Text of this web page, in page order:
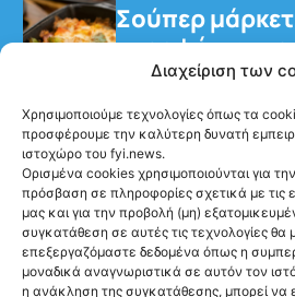
Διαχείριση των
Χρησιμοποιούμε τεχνολογίες όπως τα
προσφέρουμε την καλύτερη δυνατή
ιστοχώρο του fyi.news.
Ορισμένα cookies χρησιμοποιούνται για
πρόσβαση σε πληροφορίες σχετικά με τις
μας και για την προβολή (μη)
συγκατάθεση σε αυτές τις τεχνολογίες θα
επεξεργαζόμαστε δεδομένα όπως η
μοναδικά αναγνωριστικά σε αυτόν τον
η ανάκληση της συγκατάθεσης, μπορεί να
Σούπερ
στροφή των
στα έτοιμα
Ακολούθησέ μας